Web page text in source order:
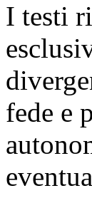
I testi
fede e